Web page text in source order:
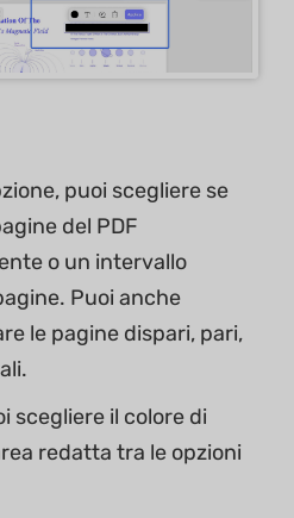
puoi scegliere se
del PDF
o un intervallo
Puoi anche
le pagine dispari, pari,
scegliere il colore di
redatta tra le opzioni